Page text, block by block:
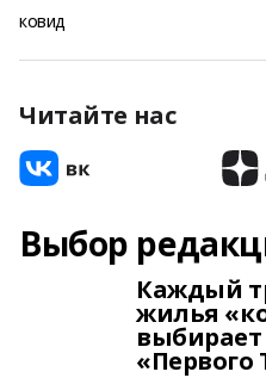
ковид
Читайте нас
Выбор
Каждый
жилья
«Первого